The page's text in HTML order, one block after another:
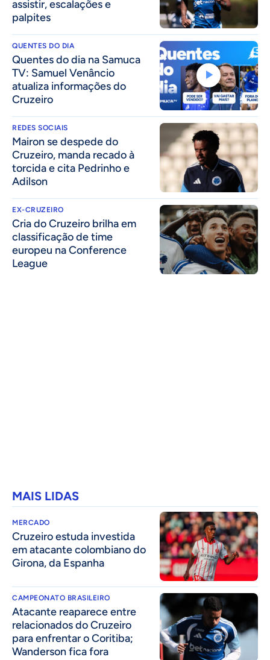
assistir, escalações e
palpites
QUENTES DO DIA
Quentes do dia na Samuca
TV: Samuel Venâncio
atualiza informações do
Cruzeiro
REDES SOCIAIS
Mairon se despede do
Cruzeiro, manda recado à
torcida e cita Pedrinho e
Adilson
EX-CRUZEIRO
Cria do Cruzeiro brilha em
classificação de time
europeu na Conference
League
MAIS LIDAS
MERCADO
Cruzeiro estuda investida
em atacante colombiano do
Girona, da Espanha
CAMPEONATO BRASILEIRO
Atacante reaparece entre
relacionados do Cruzeiro
para enfrentar o Coritiba;
Wanderson fica fora